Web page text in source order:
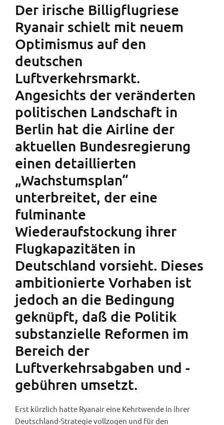
Der irische Billigflugriese
Ryanair schielt mit neuem
Optimismus auf den
deutschen
Luftverkehrsmarkt.
Angesichts der veränderten
politischen Landschaft in
Berlin hat die Airline der
aktuellen Bundesregierung
einen detaillierten
„Wachstumsplan“
unterbreitet, der eine
fulminante
Wiederaufstockung ihrer
Flugkapazitäten in
Deutschland vorsieht. Dieses
ambitionierte Vorhaben ist
jedoch an die Bedingung
geknüpft, daß die Politik
substanzielle Reformen im
Bereich der
Luftverkehrsabgaben und -
gebühren umsetzt.
Erst kürzlich hatte Ryanair eine Kehrtwende in ihrer
Deutschland-Strategie vollzogen und für den